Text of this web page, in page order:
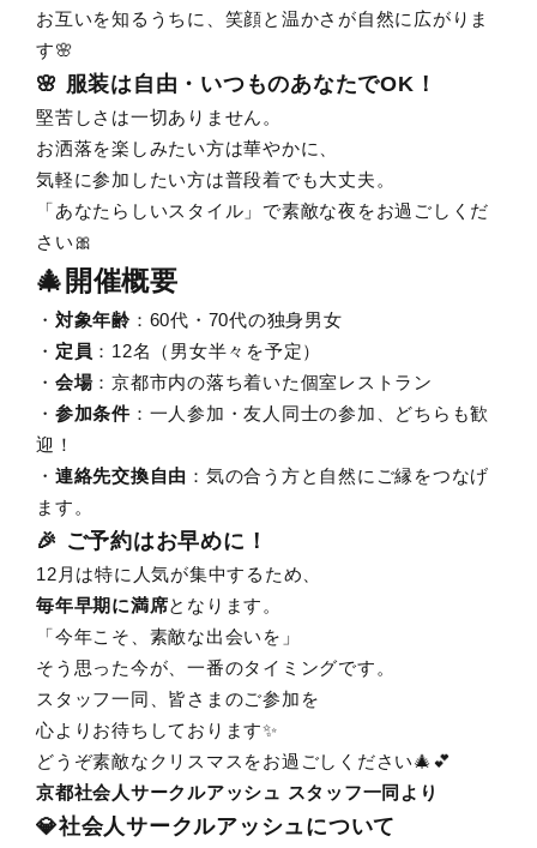
お互いを知るうちに、笑顔と温かさが自然に広がりま
す🌸
🌸 服装は自由・いつものあなたでOK！
堅苦しさは一切ありません。
お洒落を楽しみたい方は華やかに、
気軽に参加したい方は普段着でも大丈夫。
「あなたらしいスタイル」で素敵な夜をお過ごしくだ
さい🎀
🎄開催概要
・ 対象年齢：60代・70代の独身男女
・ 定員 ：12名（男女半々を予定）
・ 会場：京都市内の落ち着いた個室レストラン
・ 参加条件：一人参加・友人同士の参加、どちらも歓
迎！
・ 連絡先交換自由 ：気の合う方と自然にご縁をつなげ
ます。
🎉 ご予約はお早めに！
12月は特に人気が集中するため、
毎年早期に満席となります。
「今年こそ、素敵な出会いを」
そう思った今が、一番のタイミングです。
スタッフ一同、皆さまのご参加を
心よりお待ちしております✨
どうぞ素敵なクリスマスをお過ごしください🎄💕
京都社会人サークルアッシュ スタッフ一同より
💎社会人サークルアッシュについて